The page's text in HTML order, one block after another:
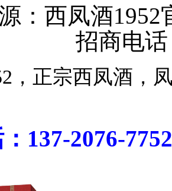
：西凤酒
招商电话
，正宗西凤酒
137-2076-7752